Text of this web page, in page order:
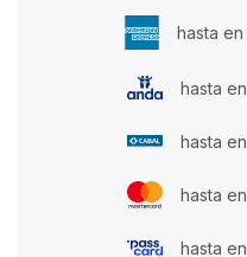
hasta en
hasta en
hasta en
hasta en
hasta en